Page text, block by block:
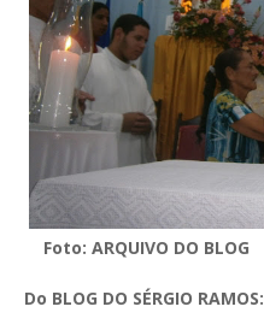
Foto: ARQUIVO DO BLOG
Do BLOG DO SÉRGIO RAMOS: